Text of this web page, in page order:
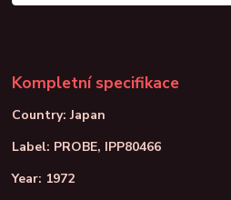
Kompletní specifikace
Country: Japan
Label: PROBE, IPP80466
Year: 1972